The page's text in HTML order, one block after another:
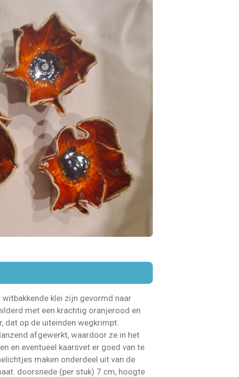
klei zijn gevormd naar
met een krachtig oranjerood en
dat op de uiteinden wegkrimpt.
afgewerkt, waardoor ze in het
en eventueel kaarsvet er goed van te
maken onderdeel uit van de
doorsnede (per stuk) 7 cm, hoogte